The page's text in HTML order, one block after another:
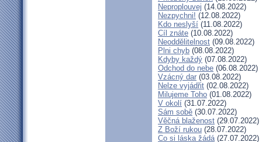
Neproplouvej (14.08.2022)
Nezpychni! (12.08.2022)
Kdo neslyší (11.08.2022)
Cíl znáte (10.08.2022)
Neoddělitelnost (09.08.2022)
Plni chyb (08.08.2022)
Kdyby každý (07.08.2022)
Odchod do nebe (06.08.2022)
Vzácný dar (03.08.2022)
Nelze vyjádřit (02.08.2022)
Milujeme Toho (01.08.2022)
V okolí (31.07.2022)
Sám sobě (30.07.2022)
Věčná blaženost (29.07.2022)
Z Boží rukou (28.07.2022)
Co si láska žádá(27.07.2022)